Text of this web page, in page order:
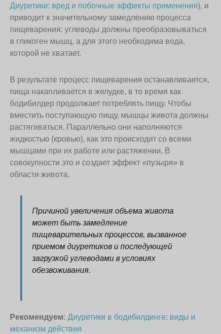
Диуретики: вред и побочные эффекты применения), и
приводит к значительному замедлению процесса
пищеварения: углеводы должны преобразовываться
в гликоген мышц, а для этого необходима вода,
которой не хватает.
В результате процесс пищеварения останавливается,
пища накапливается в желудке, в то время как
бодибилдер продолжает потреблять пищу. Чтобы
вместить поступающую пищу, мышцы живота должны
растягиваться. Параллельно они наполняются
жидкостью (кровью), как это происходит со всеми
мышцами при их работе или растяжении. В
совокупности это и создает эффект «пузыря» в
области живота.
Причиной увеличения объема живота
может быть замедление
пищеварительных процессов, вызванное
приемом диуретиков и последующей
загрузкой углеводами в условиях
обезвоживания.
Рекомендуем: Диуретики в бодибилдинге: виды и
механизм действия